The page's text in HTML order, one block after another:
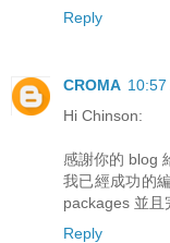
Reply
CROMA
Hi Chinson:
感謝你的 blog
我已經成功的
packages 並且
Reply